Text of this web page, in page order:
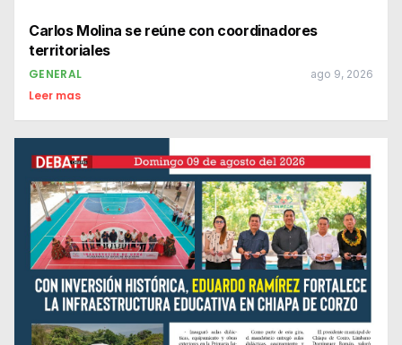
Carlos Molina se reúne con coordinadores
territoriales
GENERAL ago 9, 2026
Leer mas